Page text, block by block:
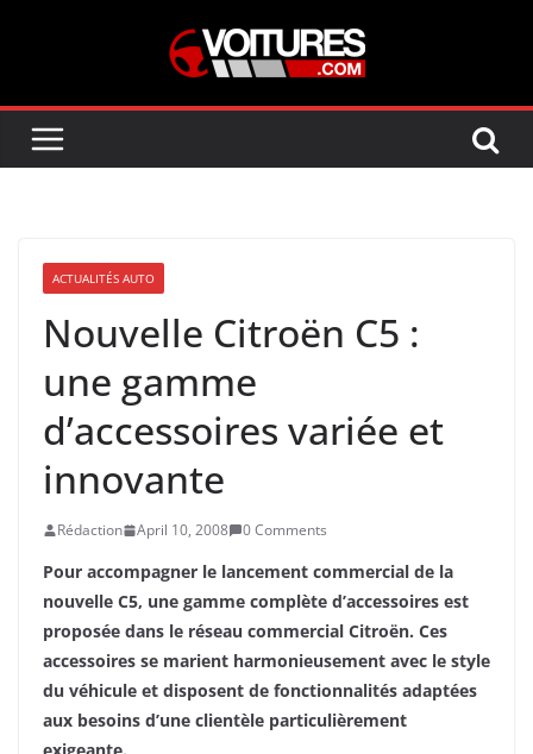
ACTUALITÉS AUTO
Nouvelle Citroën C5 :
une gamme
d’accessoires variée et
innovante
Rédaction April 10, 2008 0 Comments
Pour accompagner le lancement commercial de la
nouvelle C5, une gamme complète d’accessoires est
proposée dans le réseau commercial Citroën. Ces
accessoires se marient harmonieusement avec le style
du véhicule et disposent de fonctionnalités adaptées
aux besoins d’une clientèle particulièrement